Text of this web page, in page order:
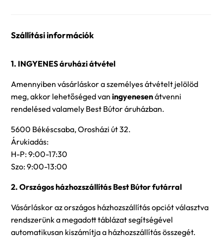
Szállítási információk
1. INGYENES áruházi átvétel
Amennyiben vásárláskor a személyes átvételt jelölöd
meg, akkor lehetőséged van ingyenesenátvenni
rendelésed valamely Best Bútor áruházban.
5600 Békéscsaba, Orosházi út 32.
Árukiadás:
H-P: 9:00-17:30
Szo: 9:00-13:00
2. Országos házhozszállítás Best Bútor futárral
Vásárláskor az országos házhozszállítás opciót választva
rendszerünk a megadott táblázat segítségével
automatikusan kiszámítja a házhozszállítás összegét.